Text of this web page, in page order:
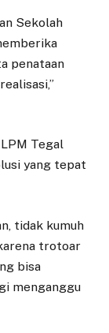
Sekolah
penataan
Tegal
yang tepat
tidak kumuh
trotoar
bisa
menganggu